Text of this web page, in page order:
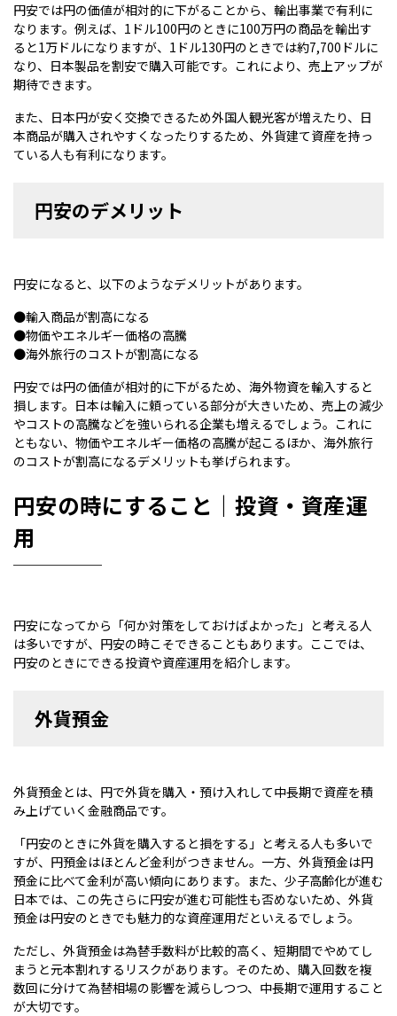
円安では円の価値が相対的に下がることから、輸出事業で有利に
なります。例えば、1ドル100円のときに100万円の商品を輸出す
ると1万ドルになりますが、1ドル130円のときでは約7,700ドルに
なり、日本製品を割安で購入可能です。これにより、売上アップが
期待できます。
また、日本円が安く交換できるため外国人観光客が増えたり、日
本商品が購入されやすくなったりするため、外貨建て資産を持っ
ている人も有利になります。
円安のデメリット
円安になると、以下のようなデメリットがあります。
●輸入商品が割高になる
●物価やエネルギー価格の高騰
●海外旅行のコストが割高になる
円安では円の価値が相対的に下がるため、海外物資を輸入すると
損します。日本は輸入に頼っている部分が大きいため、売上の減少
やコストの高騰などを強いられる企業も増えるでしょう。これに
ともない、物価やエネルギー価格の高騰が起こるほか、海外旅行
のコストが割高になるデメリットも挙げられます。
円安の時にすること｜投資・資産運
用
円安になってから「何か対策をしておけばよかった」と考える人
は多いですが、円安の時こそできることもあります。ここでは、
円安のときにできる投資や資産運用を紹介します。
外貨預金
外貨預金とは、円で外貨を購入・預け入れして中長期で資産を積
み上げていく金融商品です。
「円安のときに外貨を購入すると損をする」と考える人も多いで
すが、円預金はほとんど金利がつきません。一方、外貨預金は円
預金に比べて金利が高い傾向にあります。また、少子高齢化が進む
日本では、この先さらに円安が進む可能性も否めないため、外貨
預金は円安のときでも魅力的な資産運用だといえるでしょう。
ただし、外貨預金は為替手数料が比較的高く、短期間でやめてし
まうと元本割れするリスクがあります。そのため、購入回数を複
数回に分けて為替相場の影響を減らしつつ、中長期で運用すること
が大切です。